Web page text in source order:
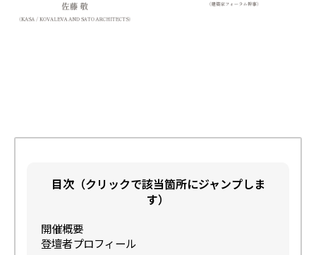
目次（クリックで該当箇所にジャンプしま
す）
開催概要
登壇者プロフィール